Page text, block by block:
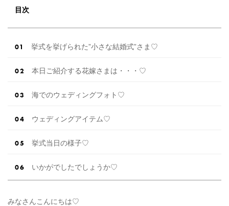
目次
挙式を挙げられた”小さな結婚式”さま♡
本日ご紹介する花嫁さまは・・・♡
海でのウェディングフォト♡
ウェディングアイテム♡
挙式当日の様子♡
いかがでしたでしょうか♡
みなさんこんにちは♡